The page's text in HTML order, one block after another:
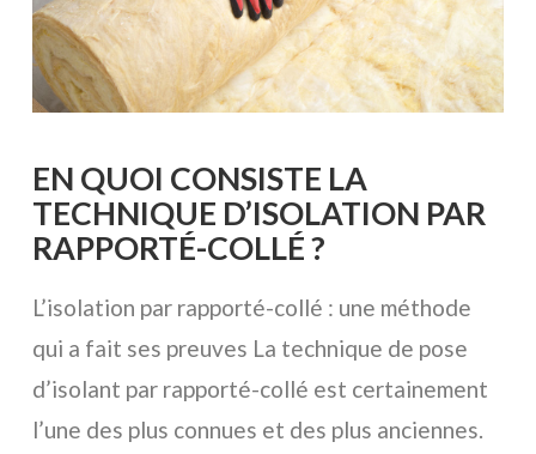
EN QUOI CONSISTE LA
TECHNIQUE D’ISOLATION PAR
RAPPORTÉ-COLLÉ ?
L’isolation par rapporté-collé : une méthode
qui a fait ses preuves La technique de pose
d’isolant par rapporté-collé est certainement
l’une des plus connues et des plus anciennes.